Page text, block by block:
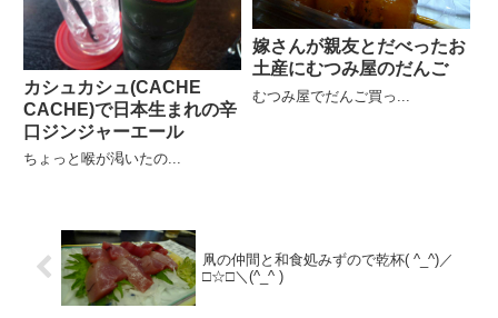
カシュカシュ(CACHE
CACHE)で日本生まれの辛
口ジンジャーエール
ちょっと喉が渇いたの...
嫁さんが親友とだべったお
土産にむつみ屋のだんご
むつみ屋でだんご買っ...
凧の仲間と和食処みずので乾杯( ^_^)／
□☆□＼(^_^ )